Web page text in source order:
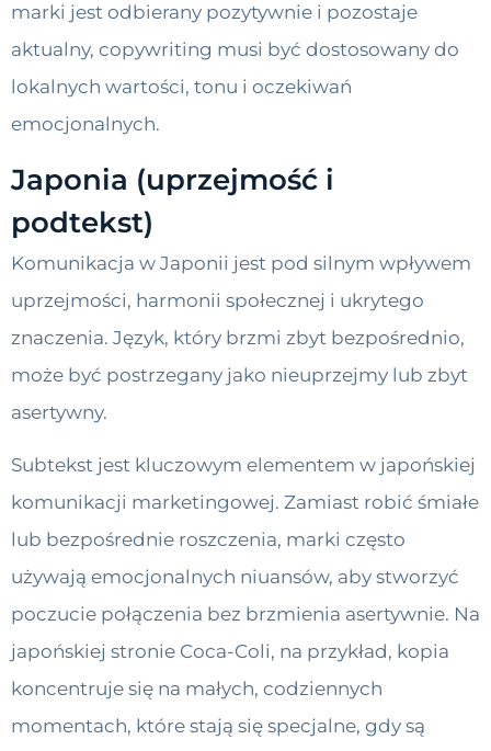
marki jest odbierany pozytywnie i pozostaje
aktualny, copywriting musi być dostosowany do
lokalnych wartości, tonu i oczekiwań
emocjonalnych.
Japonia (uprzejmość i
podtekst)
Komunikacja w Japonii jest pod silnym wpływem
uprzejmości, harmonii społecznej i ukrytego
znaczenia. Język, który brzmi zbyt bezpośrednio,
może być postrzegany jako nieuprzejmy lub zbyt
asertywny.
Subtekst jest kluczowym elementem w japońskiej
komunikacji marketingowej. Zamiast robić śmiałe
lub bezpośrednie roszczenia, marki często
używają emocjonalnych niuansów, aby stworzyć
poczucie połączenia bez brzmienia asertywnie. Na
japońskiej stronie Coca-Coli, na przykład, kopia
koncentruje się na małych, codziennych
momentach, które stają się specjalne, gdy są